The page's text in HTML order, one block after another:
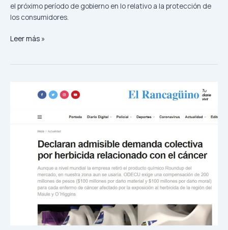
el próximo período de gobierno en lo relativo a la protección de
los consumidores.
Leer más »
admisible
colectiva
herbicida
relacionado